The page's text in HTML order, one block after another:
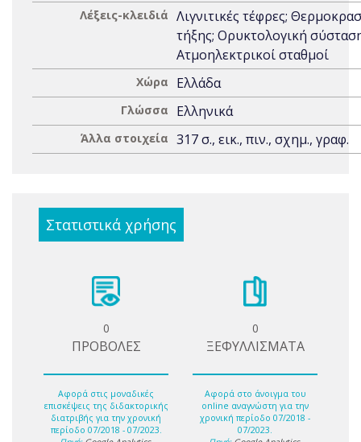
Λέξεις-κλειδιά Λιγνιτικές τέφρες;
τήξης; Ορυκτολογική
Ατμοηλεκτρικοί σταθμοί
Χώρα Ελλάδα
Γλώσσα Ελληνικά
Άλλα στοιχεία 317 σ., εικ., πιν., σχημ., γραφ.
Στατιστικά χρήσης
0
ΠΡΟΒΟΛΕΣ
Αφορά στις μοναδικές
επισκέψεις της διδακτορικής
διατριβής για την χρονική
περίοδο 07/2018 - 07/2023.
0
ΞΕΦΥΛΛΙΣΜΑΤΑ
Αφορά στο άνοιγμα του
online αναγνώστη για την
χρονική περίοδο 07/2018 -
07/2023.